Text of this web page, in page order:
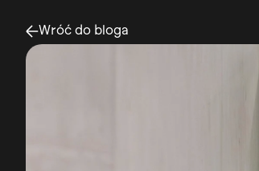
Wróć do bloga